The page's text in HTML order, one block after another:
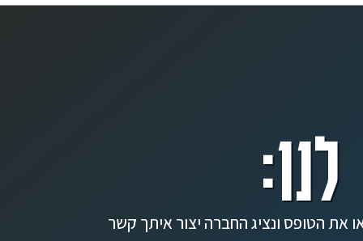
את הטופס ונציג החברה יצור איתך קשר